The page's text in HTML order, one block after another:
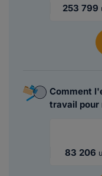
253 799
Comment
travail pour
83 206